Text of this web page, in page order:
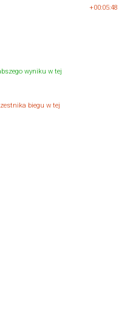
+00:05:48
wyniku w tej
biegu w tej